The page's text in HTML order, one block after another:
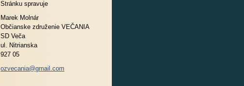
Stránku spravuje
Marek Molnár
Občianske združenie VEČANIA
SD Veča
ul. Nitrianska
927 05
ozvecania@gmail.com